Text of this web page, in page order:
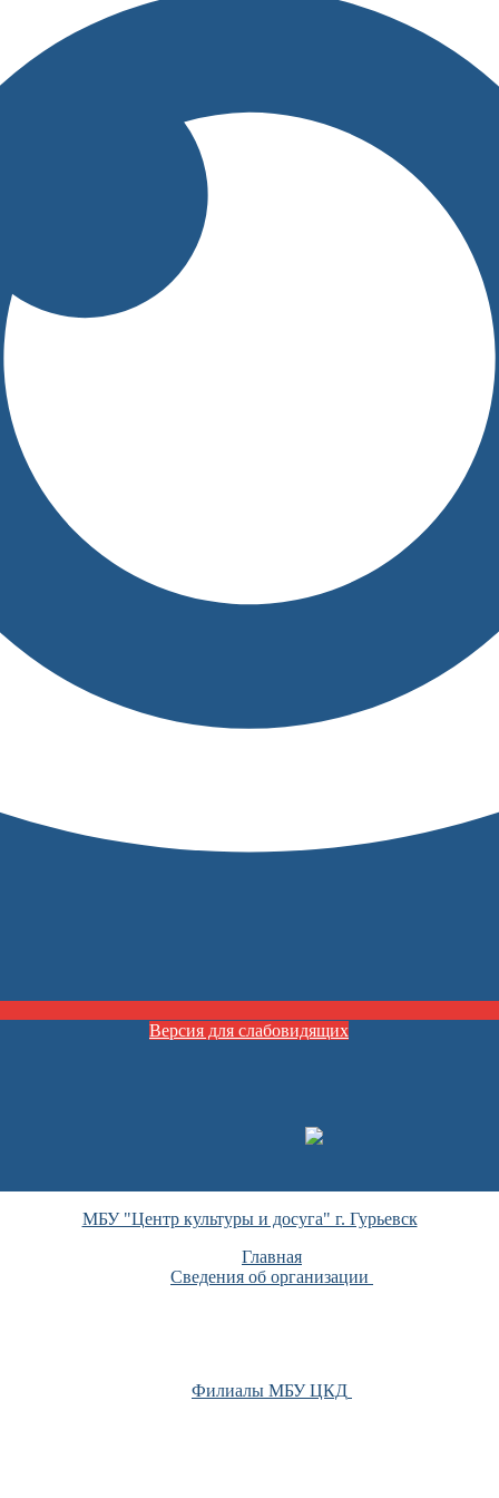
Версия для слабовидящих
МБУ "Центр культуры и досуга" г. Гурьевск
Главная
Сведения об организации
Филиалы МБУ ЦКД